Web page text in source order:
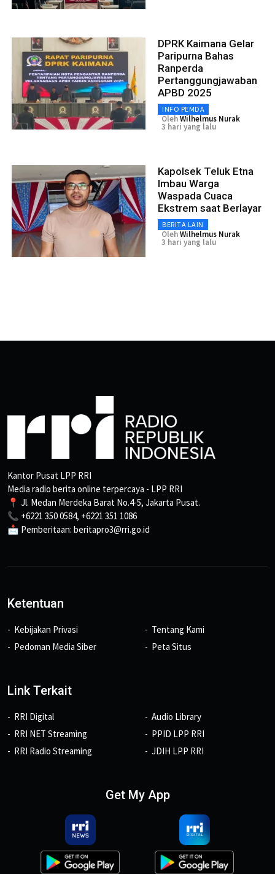
DPRK Kaimana Gelar
Paripurna Bahas
Ranperda
Pertanggungjawaban
APBD 2025
INFO PEMDA
OlehWilhelmus Nurak
3 hari yang lalu
Kapolsek Teluk Etna
Imbau Warga
Waspada Cuaca
Ekstrem saat Berlayar
BERITA LAIN
OlehWilhelmus Nurak
3 hari yang lalu
Kantor Pusat LPP RRI
Media radio berita online terpercaya - LPP RRI
📍 Jl. Medan Merdeka Barat No.4-5, Jakarta Pusat.
📞 +6221 350 0584, +6221 351 1086
📩 Pemberitaan: beritapro3@rri.go.id
Ketentuan
Kebijakan Privasi
Pedoman Media Siber
Tentang Kami
Peta Situs
Link Terkait
RRI Digital
RRI NET Streaming
RRI Radio Streaming
Audio Library
PPID LPP RRI
JDIH LPP RRI
Get My App